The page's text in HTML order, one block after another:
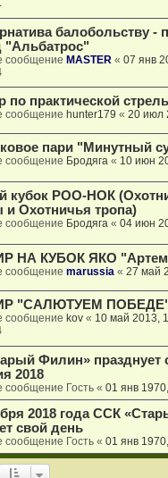
балобольству -
"Альбатрос"
сообщениеMASTER «07 янв
по практической
сообщение hunter179 «20 июл
пари "Минутный
сообщение Бродяга « 10 июн
кубок РОО-НОК
и Охотничья тропа)
сообщение Бродяга «04 июн
НА КУБОК ЯКО
сообщениеmarussia «27 май
"САЛЮТУЕМ
сообщение kov « 10 май 2013,
Филин» празднует
2018
сообщение Гость «01 янв
2018 года ССК
свой день
сообщение Гость «01 янв